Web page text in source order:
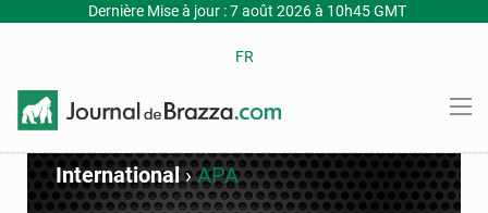
Dernière Mise à jour : 7 août 2026 à 10h45 GMT
FR
International›APA